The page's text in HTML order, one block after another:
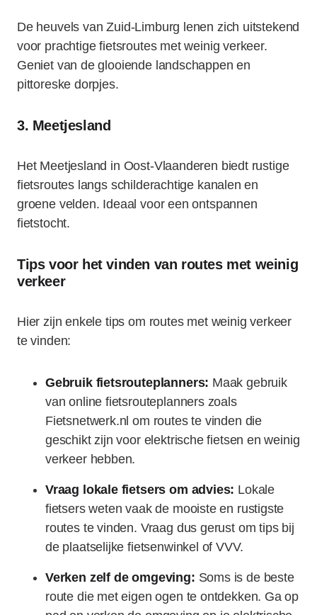
De heuvels van Zuid-Limburg lenen zich uitstekend
voor prachtige fietsroutes met weinig verkeer.
Geniet van de glooiende landschappen en
pittoreske dorpjes.
3. Meetjesland
Het Meetjesland in Oost-Vlaanderen biedt rustige
fietsroutes langs schilderachtige kanalen en
groene velden. Ideaal voor een ontspannen
fietstocht.
Tips voor het vinden van routes met weinig
verkeer
Hier zijn enkele tips om routes met weinig verkeer
te vinden:
Gebruik fietsrouteplanners: Maak gebruik
van online fietsrouteplanners zoals
Fietsnetwerk.nl om routes te vinden die
geschikt zijn voor elektrische fietsen en weinig
verkeer hebben.
Vraag lokale fietsers om advies: Lokale
fietsers weten vaak de mooiste en rustigste
routes te vinden. Vraag dus gerust om tips bij
de plaatselijke fietsenwinkel of VVV.
Verken zelf de omgeving: Soms is de beste
route die met eigen ogen te ontdekken. Ga op